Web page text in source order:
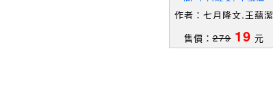
作者：七月隆文,王蘊潔
售價：279 19 元